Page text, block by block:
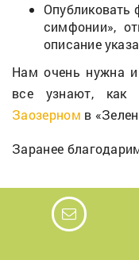
Опубликовать
симфонии»,
описание
Нам очень нужна
все узнают, как
Заозерном в
Заранее